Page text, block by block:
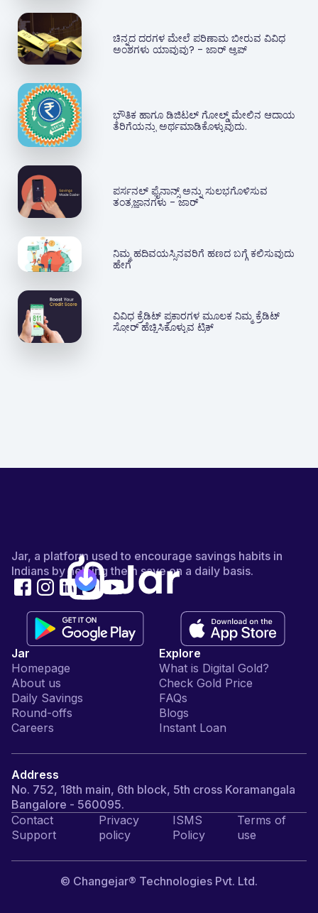
ಚಿನ್ನದ ದರಗಳ ಮೇಲೆ ಪರಿಣಾಮ ಬೀರುವ ವಿವಿಧ
ಅಂಶಗಳು ಯಾವುವು? - ಜಾರ್ ಆ್ಯಪ್‌
ಭೌತಿಕ ಹಾಗೂ ಡಿಜಿಟಲ್ ಗೋಲ್ಡ್ ಮೇಲಿನ ಆದಾಯ
ತೆರಿಗೆಯನ್ನು ಅರ್ಥಮಾಡಿಕೊಳ್ಳುವುದು.
ಪರ್ಸನಲ್ ಫೈನಾನ್ಸ್ ಅನ್ನು ಸುಲಭಗೊಳಿಸುವ
ತಂತ್ರಜ್ಞಾನಗಳು - ಜಾರ್
ನಿಮ್ಮ ಹದಿವಯಸ್ಸಿನವರಿಗೆ ಹಣದ ಬಗ್ಗೆ ಕಲಿಸುವುದು
ಹೇಗೆ
ವಿವಿಧ ಕ್ರೆಡಿಟ್ ಪ್ರಕಾರಗಳ ಮೂಲಕ ನಿಮ್ಮ ಕ್ರೆಡಿಟ್
ಸ್ಕೋರ್ ಹೆಚ್ಚಿಸಿಕೊಳ್ಳುವ ಟ್ರಿಕ್
Jar, a platform used to encourage savings habits in
Indians by helping them save on a daily basis.
Jar
Homepage
About us
Daily Savings
Round-offs
Careers
Explore
What is Digital Gold?
Check Gold Price
FAQs
Blogs
Instant Loan
Address
No. 752, 18th main, 6th block, 5th cross Koramangala
Bangalore - 560095.
Contact
Support
Privacy
policy
ISMS
Policy
Terms of
use
© Changejar® Technologies Pvt. Ltd.